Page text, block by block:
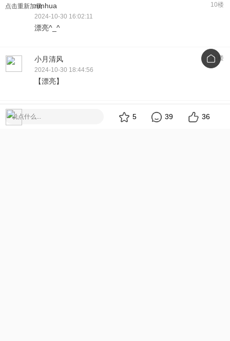
点击重新加载 10楼
nmhua
2024-10-30 16:02:11
漂亮^_^
11楼
小月清风
2024-10-30 18:44:56
【漂亮】
5 39 36